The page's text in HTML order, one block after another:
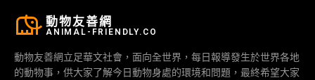
動物友善網
ANIMAL-FRIENDLY.CO
動物友善網立足華文社會，面向全世界，每日報導發生於世界各地
的動物事，供大家了解今日動物身處的環境和問題，最終希望大家